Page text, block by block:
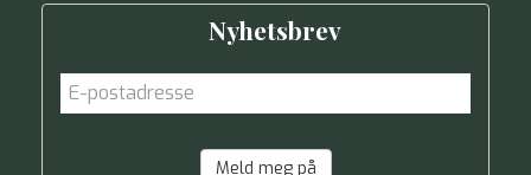
Nyhetsbrev
Meld meg på